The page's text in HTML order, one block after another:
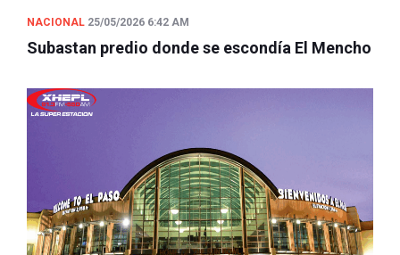
NACIONAL 25/05/2026 6:42 AM
Subastan predio donde se escondía El Mencho